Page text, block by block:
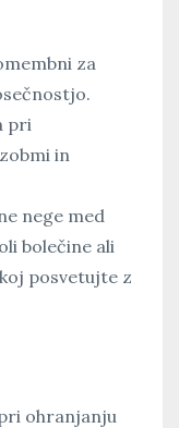
za
pri
in
nege med
bolečine ali
posvetujte z
ohranjanju